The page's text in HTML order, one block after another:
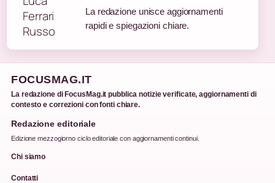
La redazione unisce aggiornamenti
rapidi e spiegazioni chiare.
FOCUSMAG.IT
La redazione di FocusMag.it pubblica notizie verificate, aggiornamenti di
contesto e correzioni con fonti chiare.
Redazione editoriale
Edizione mezzogiorno ciclo editoriale con aggiornamenti continui.
Chi siamo
Contatti